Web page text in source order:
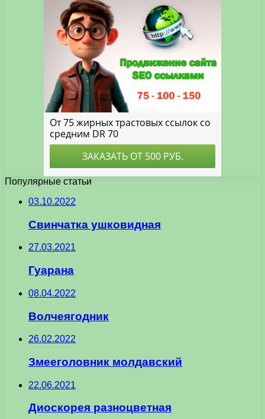
Популярные статьи
03.10.2022
Свинчатка ушковидная
27.03.2021
Гуарана
08.04.2022
Волчеягодник
26.02.2022
Змееголовник молдавский
22.06.2021
Диоскорея разноцветная